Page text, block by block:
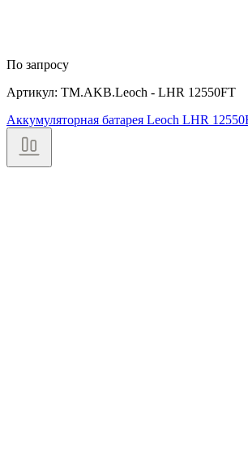
По запросу
Артикул: TM.AKB.Leoch - LHR 12550FT
Аккумуляторная батарея Leoch LHR